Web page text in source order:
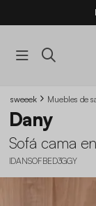
sweeek Muebles de
Dany
Sofá cama
IDANSOFBED3GGY